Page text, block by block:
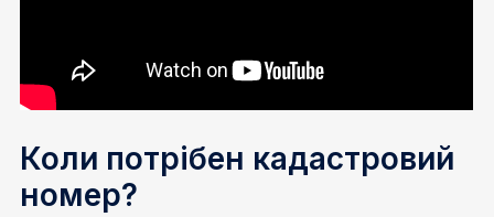
Коли потрібен кадастровий
номер?